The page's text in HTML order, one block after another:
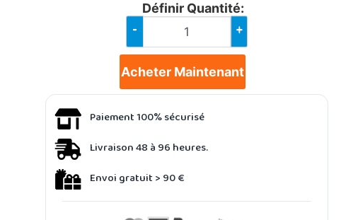
Définir Quantité:
- +
Acheter Maintenant
Paiement 100% sécurisé
Livraison 48 à 96 heures.
Envoi gratuit > 90 €